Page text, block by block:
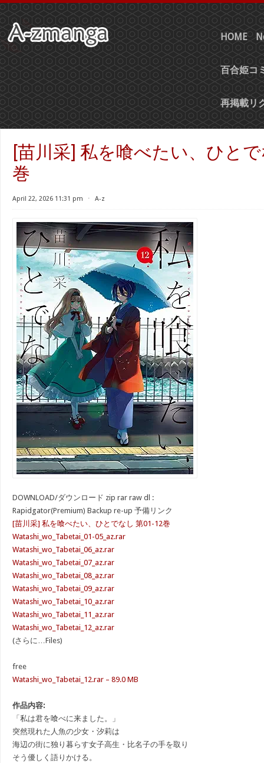
HOME
百合姫コ
再掲載リ
[苗川采] 私を喰べたい、ひとで
巻
April 22, 2026 11:31 pm ⋅ A-z
DOWNLOAD/ダウンロード zip rar raw dl :
Rapidgator(Premium) Backup re-up 予備リンク
[苗川采] 私を喰べたい、ひとでなし 第01-12巻
Watashi_wo_Tabetai_01-05_az.rar
Watashi_wo_Tabetai_06_az.rar
Watashi_wo_Tabetai_07_az.rar
Watashi_wo_Tabetai_08_az.rar
Watashi_wo_Tabetai_09_az.rar
Watashi_wo_Tabetai_10_az.rar
Watashi_wo_Tabetai_11_az.rar
Watashi_wo_Tabetai_12_az.rar
(さらに…Files)
free
Watashi_wo_Tabetai_12.rar – 89.0 MB
作品内容:
「私は君を喰べに来ました。」
突然現れた人魚の少女・汐莉は
海辺の街に独り暮らす女子高生・比名子の手を取り
そう優しく語りかける。